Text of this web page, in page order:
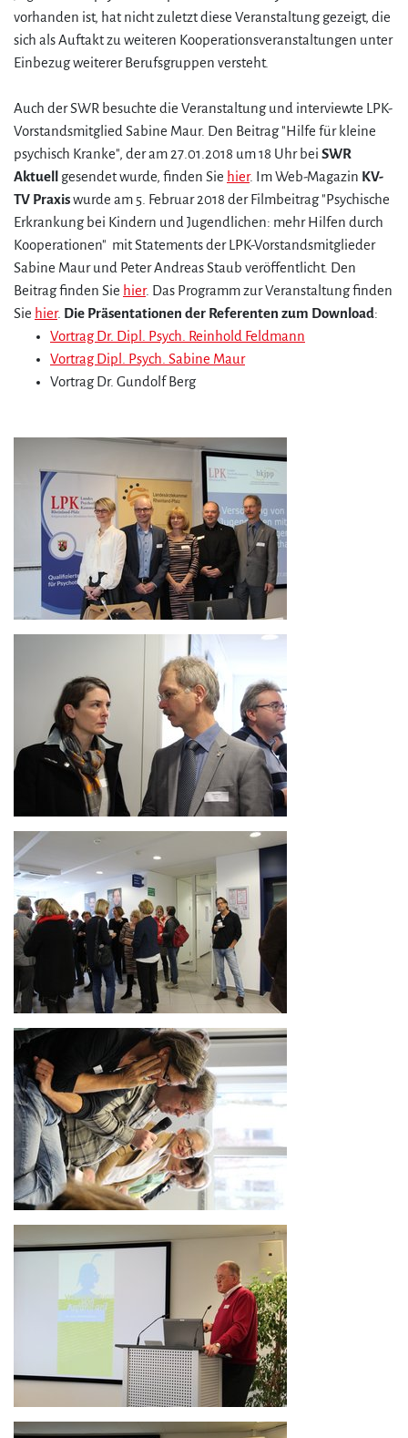
vorhanden ist, hat nicht zuletzt diese Veranstaltung gezeigt, die
sich als Auftakt zu weiteren Kooperationsveranstaltungen unter
Einbezug weiterer Berufsgruppen versteht.
Auch der SWR besuchte die Veranstaltung und interviewte LPK-
Vorstandsmitglied Sabine Maur. Den Beitrag "Hilfe für kleine
psychisch Kranke", der am 27.01.2018 um 18 Uhr bei SWR
Aktuell gesendet wurde, finden Sie hier. Im Web-Magazin KV-
TV Praxiswurde am 5. Februar 2018 der Filmbeitrag "Psychische
Erkrankung bei Kindern und Jugendlichen: mehr Hilfen durch
Kooperationen" mit Statements der LPK-Vorstandsmitglieder
Sabine Maur und Peter Andreas Staub veröffentlicht. Den
Beitrag finden Sie hier. Das Programm zur Veranstaltung finden
Sie hier. Die Präsentationen der Referenten zum Download:
Vortrag Dr. Dipl. Psych. Reinhold Feldmann
Vortrag Dipl. Psych. Sabine Maur
Vortrag Dr. Gundolf Berg